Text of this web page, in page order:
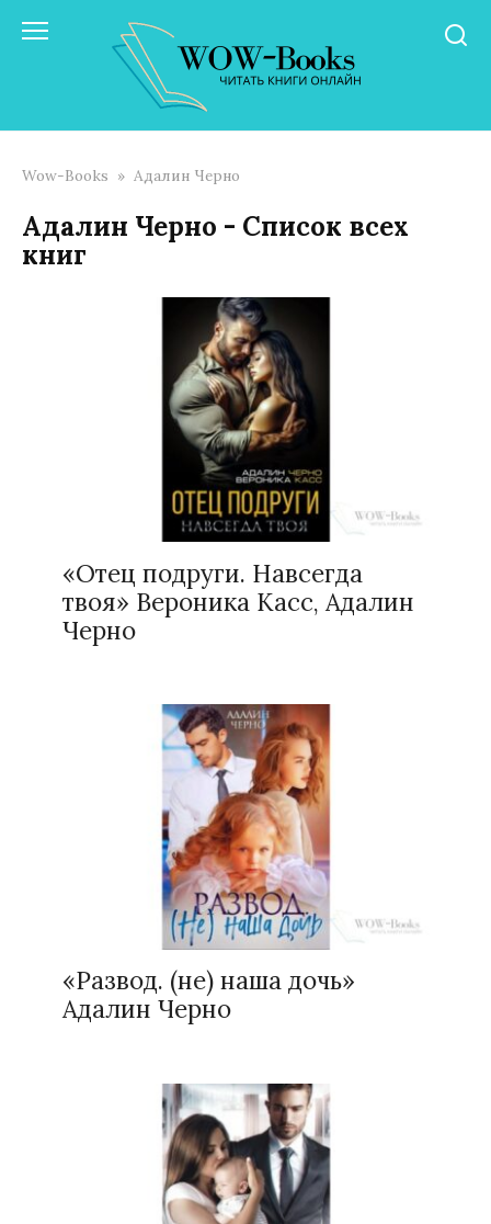
Wow-Books » Адалин Черно
Адалин Черно - Список всех
книг
«Отец подруги. Навсегда
твоя» Вероника Касс, Адалин
Черно
«Развод. (не) наша дочь»
Адалин Черно